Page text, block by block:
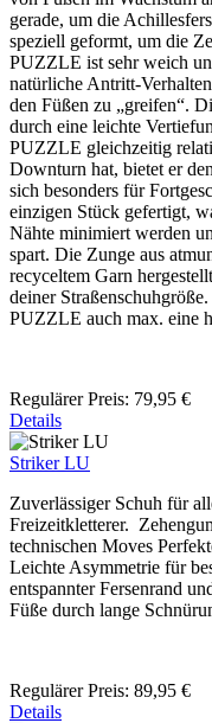
gerade, um die
speziell geformt, um die
PUZZLE ist sehr weich
natürliche Antritt-
den Füßen zu „greifen“.
durch eine leichte
PUZZLE gleichzeitig
Downturn hat, bietet er
sich besonders für
einzigen Stück gefertigt,
Nähte minimiert werden
spart. Die Zunge aus
recyceltem Garn
deiner
PUZZLE auch max. eine
Regulärer Preis: 79,95 €
Details
Striker LU
Zuverlässiger Schuh für
Freizeitkletterer.
technischen Moves
Leichte Asymmetrie für
entspannter Fersenrand
Füße durch lange
Regulärer Preis: 89,95 €
Details